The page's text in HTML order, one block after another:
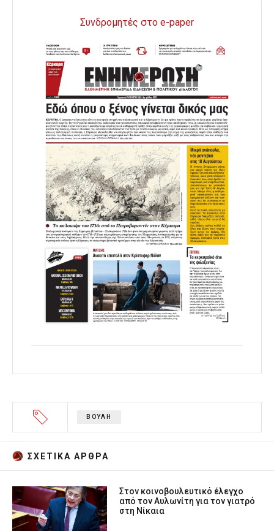
Συνδρομητές στο e-paper
ΒΟΥΛΗ
ΣΧΕΤΙΚA AΡΘΡΑ
Στον κοινοβουλευτικό έλεγχο
από τον Αυλωνίτη για τον γιατρό
στη Νίκαια